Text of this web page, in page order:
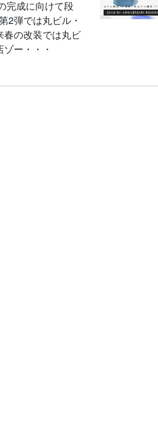
完成に向けて段
2弾では丸ビル・
春の改装では丸ビ
ー・・・